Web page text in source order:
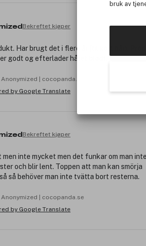
bruk av
Bekreftet kjøper
Har brugt det i flere år (til kort hår).
godt og efterlader håret blødt.
| cocopanda.dk
Bekreftet kjøper
inte mycket men det funkar om man
och blir lent. Toppen att man kan smörja
så behöver man inte tvätta bort resterna.
| cocopanda.se